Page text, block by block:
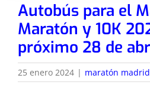
Autobús para el
Maratón y 10K
próximo 28 de
25 enero 2024 | maratón madrid